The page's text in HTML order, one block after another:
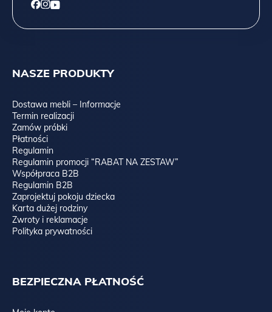
NASZE PRODUKTY
Dostawa mebli – Informacje
Termin realizacji
Zamów próbki
Płatności
Regulamin
Regulamin promocji “RABAT NA ZESTAW”
Współpraca B2B
Regulamin B2B
Zaprojektuj pokoju dziecka
Karta dużej rodziny
Zwroty i reklamacje
Polityka prywatności
BEZPIECZNA PŁATNOŚĆ